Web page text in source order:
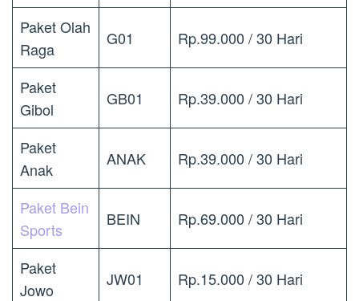
Paket Olah
Raga
G01 Rp.99.000 / 30 Hari
Paket
Gibol
GB01 Rp.39.000 / 30 Hari
Paket
Anak
ANAK Rp.39.000 / 30 Hari
Paket Bein
Sports
BEIN Rp.69.000 / 30 Hari
Paket
Jowo
JW01 Rp.15.000 / 30 Hari